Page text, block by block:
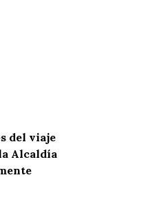
del viaje
Alcaldía